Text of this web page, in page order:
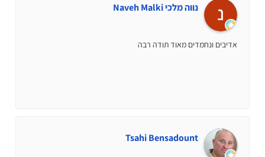
נווה מלכי Naveh Malki
אדיבים ונחמדים מאוד תודה רבה
Tsahi Bensadount